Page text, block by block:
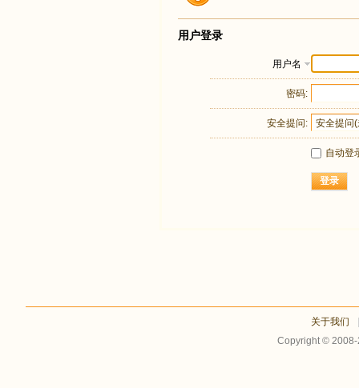
用户登录
用户名
密码:
安全提问:
自动登
登录
关于我们
Copyright ©